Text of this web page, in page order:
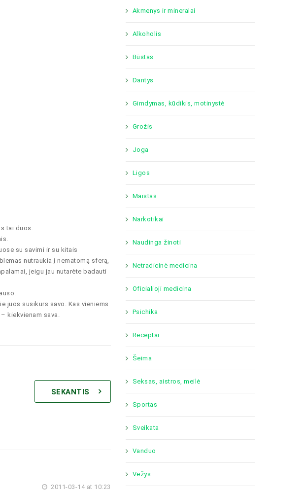
tai duos.
su savimi ir su kitais
nutraukia į nematomą sferą,
jeigu jau nutarėte badauti
juos susikurs savo. Kas vieniems
kiekvienam sava.
SEKANTIS
2011-03-14 at 10:23
Akmenys ir mineralai
Alkoholis
Būstas
Dantys
Gimdymas, kūdikis, motinystė
Grožis
Joga
Ligos
Maistas
Narkotikai
Naudinga žinoti
Netradicinė medicina
Oficialioji medicina
Psichika
Receptai
Šeima
Seksas, aistros, meilė
Sportas
Sveikata
Vanduo
Vėžys